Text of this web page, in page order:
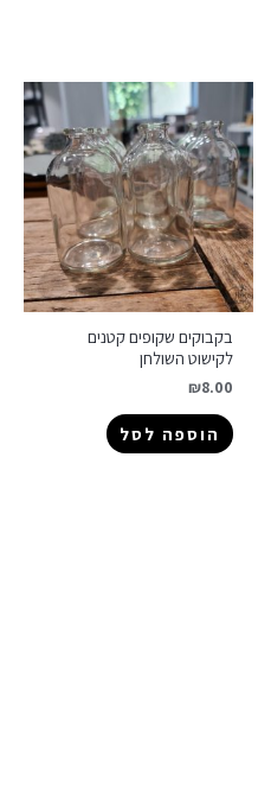
בקבוקים שקופים קטנים
לקישוט השולחן
₪8.00
הוספה לסל